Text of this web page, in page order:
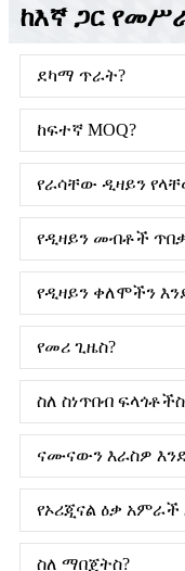
ከእኛ ጋር
ደካማ ጥራት?
ከፍተኛ MOQ?
የራሳቸው ዲዛይን
የዲዛይን መብቶች
የዲዛይን ቀለሞችን
የመሪ ጊዜስ?
ስለ ስነጥበብ
ናሙናውን እራስዎ
የኦሪጂናል ዕቃ
ስለ ማበጀትስ?